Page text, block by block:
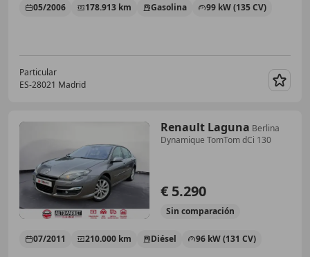
05/2006 178.913 km Gasolina 99 kW (135 CV)
Particular
ES-28021 Madrid
Renault Laguna Berlina
Dynamique TomTom dCi 130
€ 5.290
Sin comparación
07/2011 210.000 km Diésel 96 kW (131 CV)